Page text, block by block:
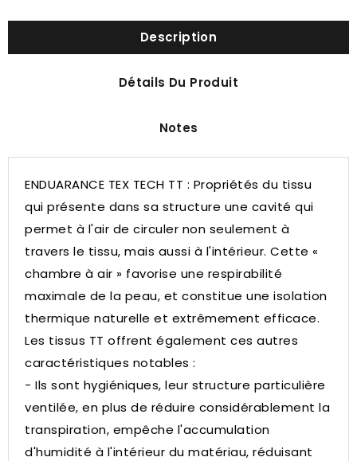
Description
Détails Du Produit
Notes
ENDUARANCE TEX TECH TT : Propriétés du tissu
qui présente dans sa structure une cavité qui
permet à l'air de circuler non seulement à
travers le tissu, mais aussi à l'intérieur. Cette «
chambre à air » favorise une respirabilité
maximale de la peau, et constitue une isolation
thermique naturelle et extrêmement efficace.
Les tissus TT offrent également ces autres
caractéristiques notables :
- Ils sont hygiéniques, leur structure particulière
ventilée, en plus de réduire considérablement la
transpiration, empêche l'accumulation
d'humidité à l'intérieur du matériau, réduisant